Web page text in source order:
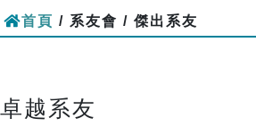
首頁 / 系友會 / 傑出系友
卓越系友